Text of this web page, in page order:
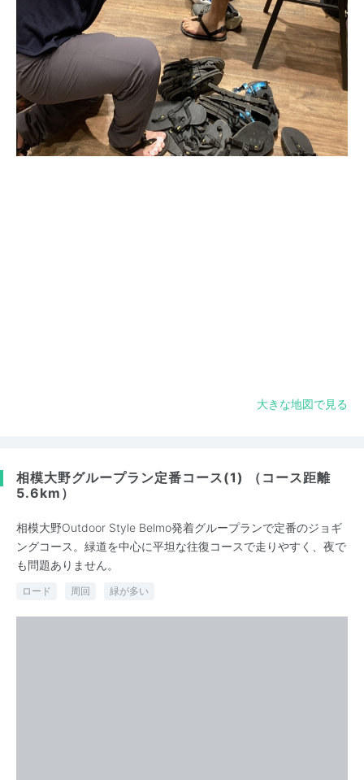
大きな地図で見る
相模大野グループラン定番コース(1) （コース距離
5.6km）
相模大野Outdoor Style Belmo発着グループランで定番のジョギ
ングコース。緑道を中心に平坦な往復コースで走りやすく、夜で
も問題ありません。
ロード 周回 緑が多い